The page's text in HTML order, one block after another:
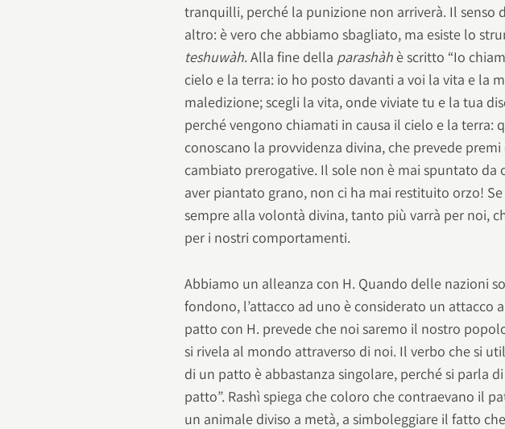
tranquilli, perché la punizione non arriverà. Il senso
altro: è vero che abbiamo sbagliato, ma esiste lo
teshuwàh. Alla fine della parashàh è scritto “Io
cielo e la terra: io ho posto davanti a voi la vita e la
maledizione; scegli la vita, onde viviate tu e la tua
perché vengono chiamati in causa il cielo e la terra:
conoscano la provvidenza divina, che prevede
cambiato prerogative. Il sole non è mai spuntato da
aver piantato grano, non ci ha mai restituito orzo!
sempre alla volontà divina, tanto più varrà per noi,
per i nostri comportamenti.
Abbiamo un alleanza con H. Quando delle nazioni
fondono, l’attacco ad uno è considerato un attacco
patto con H. prevede che noi saremo il nostro
si rivela al mondo attraverso di noi. Il verbo che si
di un patto è abbastanza singolare, perché si parla di
patto”. Rashì spiega che coloro che contraevano il
un animale diviso a metà, a simboleggiare il fatto